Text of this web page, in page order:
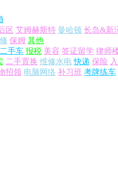
区 艾姆赫斯特 曼哈顿 长岛&新
保姆 其他
二手车 报税 美容 签证留学 律师
二手置换 维修水电 快递 保险
招领 电脑网络 补习班 考牌练车